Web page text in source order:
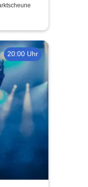
20:00 Uhr